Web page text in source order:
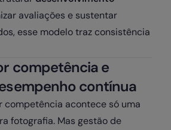
avaliações e sustentar
esse modelo traz consistência
competência e
contínua
competência acontece só uma
fotografia. Mas gestão de